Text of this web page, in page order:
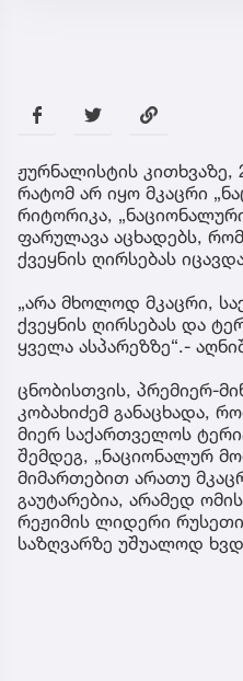
ჟურნალისტის კითხვაზე,
რატომ არ იყო მკაცრი
რიტორიკა,
ფარულავა აცხადებს,
ქვეყნის ღირსებას
„არა მხოლოდ მკაცრი,
ქვეყნის ღირსებას და
ყველა ასპარეზზე“.-
ცნობისთვის, პრემიერ-
კობახიძემ განაცხადა,
მიერ საქართველოს
შემდეგ, „ნაციონალურ
მიმართებით არათუ
გაუტარებია, არამედ
რეჟიმის ლიდერი
საზღვარზე უშუალოდ